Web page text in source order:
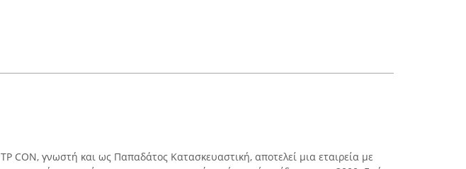
TP CON, γνωστή και ως Παπαδάτος Κατασκευαστική, αποτελεί μια εταιρεία με